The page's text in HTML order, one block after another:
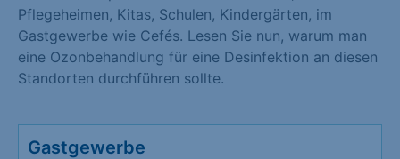
Pflegeheimen, Kitas, Schulen, Kindergärten, im
Gastgewerbe wie Cefés. Lesen Sie nun, warum man
eine Ozonbehandlung für eine Desinfektion an diesen
Standorten durchführen sollte.
Gastgewerbe